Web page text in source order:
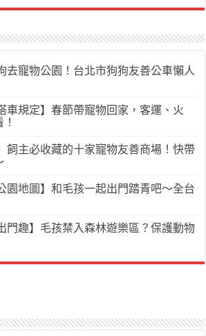
去寵物公園！台北市狗狗友善公車懶人
車規定】春節帶寵物回家，客運、火
飼主必收藏的十家寵物友善商場！快帶
園地圖】和毛孩一起出門踏青吧～全台
門趣】毛孩禁入森林遊樂區？保護動物